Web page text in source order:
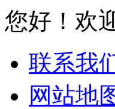
您好！欢
联系我
网站地